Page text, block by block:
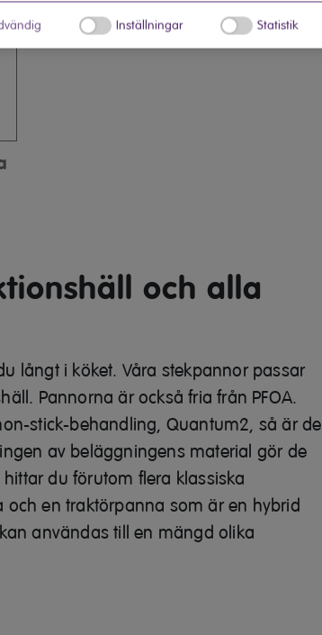
Inställningar Statistik
och alla
långt i köket. Våra stekpannor passar
Pannorna är också fria från PFOA.
stick-behandling, Quantum2, så är de
av beläggningens material gör de
du förutom flera klassiska
en traktörpanna som är en hybrid
användas till en mängd olika